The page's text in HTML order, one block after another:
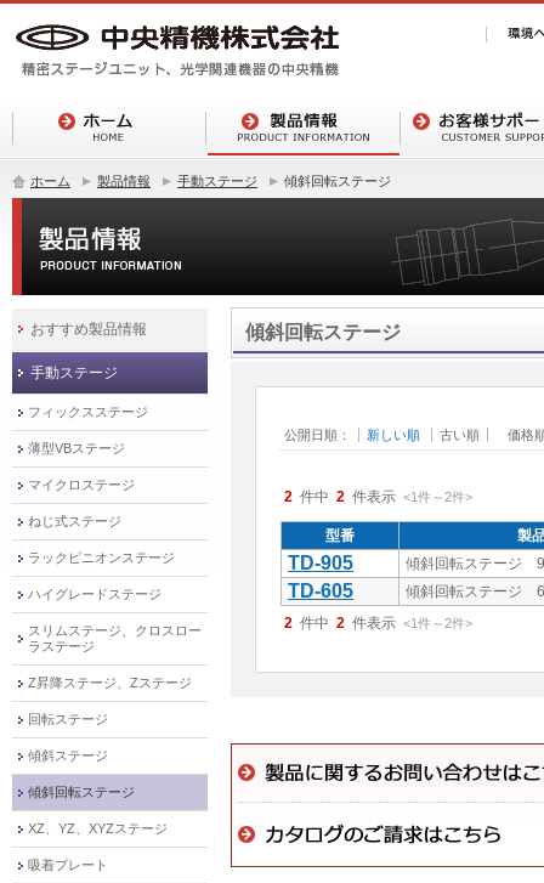
ホーム 製品情報 手動ステージ 傾斜回転ステージ
傾斜回転ステージ
公開日順： 新しい順 古い順 価格
2 件中 2 件表示 <1件～2件>
型番 製
TD-905 傾斜回転ステージ
TD-605
傾斜回転ステージ
2 件中 2 件表示 <1件～2件>
おすすめ製品情報
手動ステージ
フィックスステージ
薄型VBステージ
マイクロステージ
ねじ式ステージ
ラックピニオンステージ
ハイグレードステージ
スリムステージ、クロスロー
ラステージ
Z昇降ステージ、Zステージ
回転ステージ
傾斜ステージ
傾斜回転ステージ
XZ、YZ、XYZステージ
吸着プレート